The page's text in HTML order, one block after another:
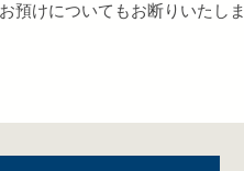
預けについてもお断りいたし